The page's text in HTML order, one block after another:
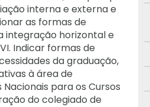
interna e externa e
as formas de
integração horizontal e
Indicar formas de
da graduação,
à área de
para os Cursos
do colegiado de